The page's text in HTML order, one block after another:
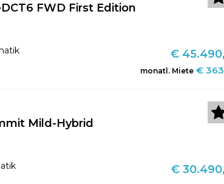
FWD First Edition
€
monatl. Miete€
Mild-Hybrid
€